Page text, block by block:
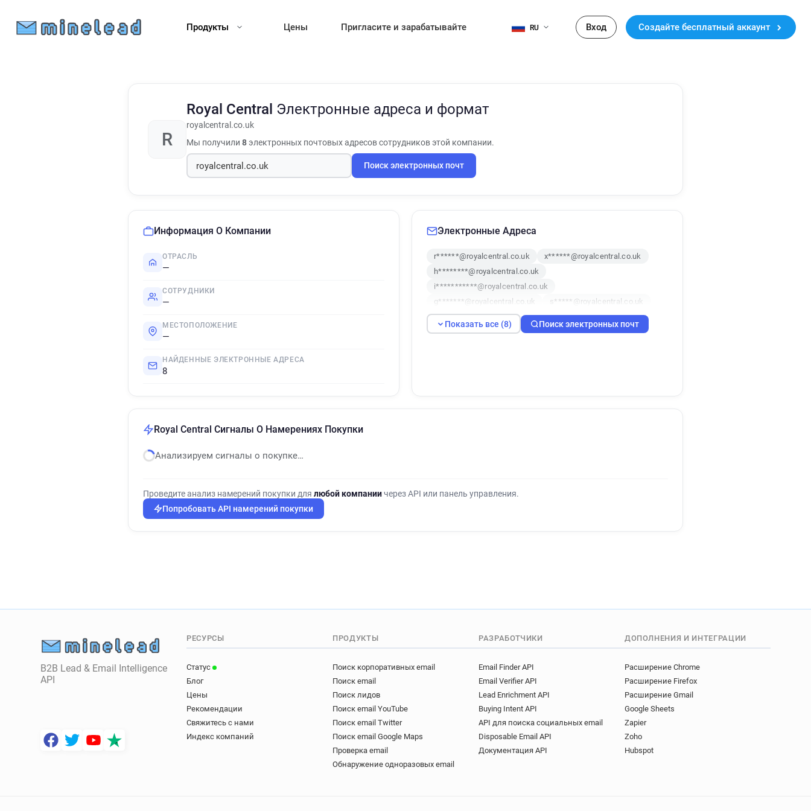
Продукты Цены Пригласите и зарабатывайте RU Вход Создайте бесплатный аккаунт
R
Royal Central Электронные адреса и формат
royalcentral.co.uk
Мы получили 8электронных почтовых адресов сотрудников этой компании.
Поиск электронных почт
Информация О Компании
ОТРАСЛЬ
—
СОТРУДНИКИ
—
МЕСТОПОЛОЖЕНИЕ
—
НАЙДЕННЫЕ ЭЛЕКТРОННЫЕ АДРЕСА
8
Электронные Адреса
r******@royalcentral.co.uk
x******@royalcentral.co.uk
h********@royalcentral.co.uk
i***********@royalcentral.co.uk
g*******@royalcentral.co.uk
s*****@royalcentral.co.uk
d*********@royalcentral.co.uk
b********@royalcentral.co.uk
Показать все (8) Поиск электронных почт
Royal Central Сигналы О Намерениях Покупки
Анализируем сигналы о покупке…
Проведите анализ намерений покупки для любой компаниичерез API или панель управления.
Попробовать API намерений покупки
B2B Lead & Email Intelligence
API
РЕСУРСЫ
Статус
Блог
Цены
Рекомендации
Свяжитесь с нами
Индекс компаний
ПРОДУКТЫ
Поиск корпоративных email
Поиск email
Поиск лидов
Поиск email YouTube
Поиск email Twitter
Поиск email Google Maps
Проверка email
Обнаружение одноразовых email
РАЗРАБОТЧИКИ
Email Finder API
Email Verifier API
Lead Enrichment API
Buying Intent API
API для поиска социальных email
Disposable Email API
Документация API
ДОПОЛНЕНИЯ И ИНТЕГРАЦИИ
Расширение Chrome
Расширение Firefox
Расширение Gmail
Google Sheets
Zapier
Zoho
Hubspot